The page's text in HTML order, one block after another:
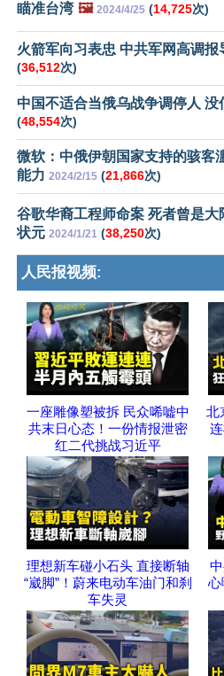
瞄准台湾 🖼️ 2024/4/25 (14,725次)
火箭军向习表忠 中共军网高调报
(36,512次)
中国不适合当俄乌战争调停人 没
(48,554次)
微软：中俄伊朝国家支持的骇客
能力 2024/2/15 (21,866次)
谷歌华裔工程师命案 死者曾是大
状元 2024/1/21 (38,250次)
人民报视频:
一座雕像塑被拆 民众唏嘘中
共末日心态！一份情报泄密
红二代挑战习近平
北
理想新车碰小石头 直接断轴
“崴脚”！蔚来电动车油门和刹
车失灵
心